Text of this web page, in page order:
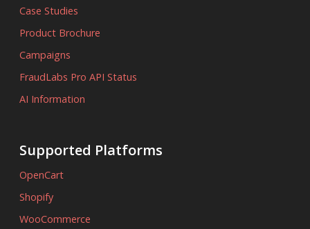
Case Studies
Product Brochure
Campaigns
FraudLabs Pro API Status
AI Information
Supported Platforms
OpenCart
Shopify
WooCommerce